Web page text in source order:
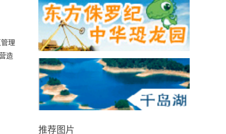
理
造
推荐图片